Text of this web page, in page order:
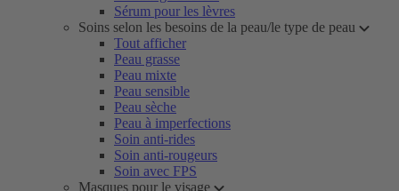
Sérum pour les lèvres
Soins selon les besoins de la peau/le type de peau
Tout afficher
Peau grasse
Peau mixte
Peau sensible
Peau sèche
Peau à imperfections
Soin anti-rides
Soin anti-rougeurs
Soin avec FPS
Masques pour le visage